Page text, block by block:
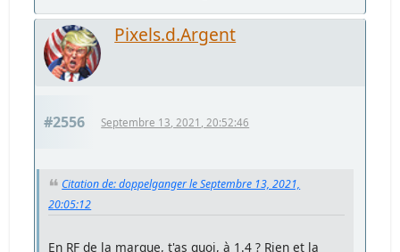
Pixels.d.Argent
#2556 Septembre 13, 2021, 20:52:46
Citation de: doppelganger le Septembre 13, 2021,
20:05:12
En RF de la marque, t'as quoi, à 1.4 ? Rien et la